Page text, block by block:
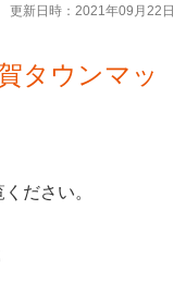
更新日時： 2021年09月22日
タウンマッ
ださい。